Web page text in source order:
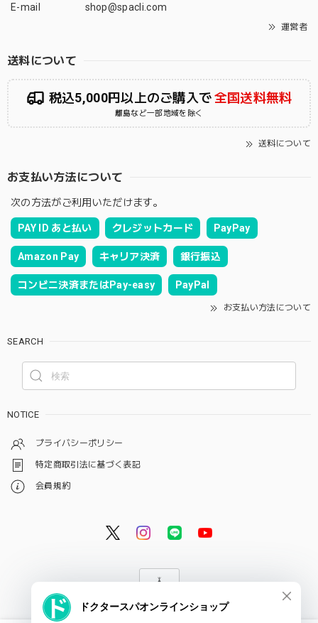
E-mail
shop@spacli.com
運営者
送料について
税込5,000円以上のご購入で全国送料無料
離島など一部地域を除く
送料について
お支払い方法について
次の方法がご利用いただけます。
PAY ID あと払い クレジットカード PayPay
Amazon Pay キャリア決済 銀行振込
コンビニ決済またはPay-easy PayPal
お支払い方法について
SEARCH
NOTICE
プライバシーポリシー
特定商取引法に基づく表記
会員規約
© ドクタースパ・クリニック オンラインショップ